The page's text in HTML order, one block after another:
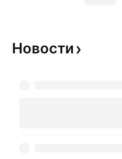
Новости